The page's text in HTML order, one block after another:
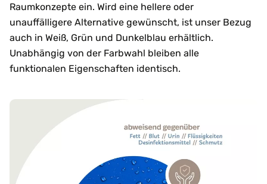
Raumkonzepte ein. Wird eine hellere oder
unauffälligere Alternative gewünscht, ist unser Bezug
auch in Weiß, Grün und Dunkelblau erhältlich.
Unabhängig von der Farbwahl bleiben alle
funktionalen Eigenschaften identisch.